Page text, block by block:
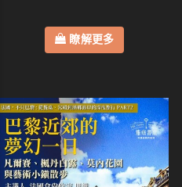
瞭解更多